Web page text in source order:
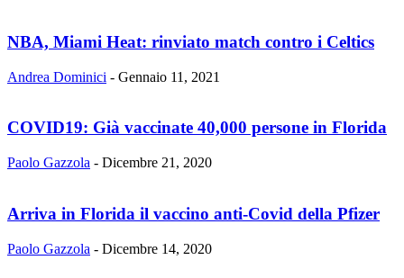
NBA, Miami Heat: rinviato match contro i Celtics
Andrea Dominici - Gennaio 11, 2021
COVID19: Già vaccinate 40,000 persone in Florida
Paolo Gazzola - Dicembre 21, 2020
Arriva in Florida il vaccino anti-Covid della Pfizer
Paolo Gazzola - Dicembre 14, 2020